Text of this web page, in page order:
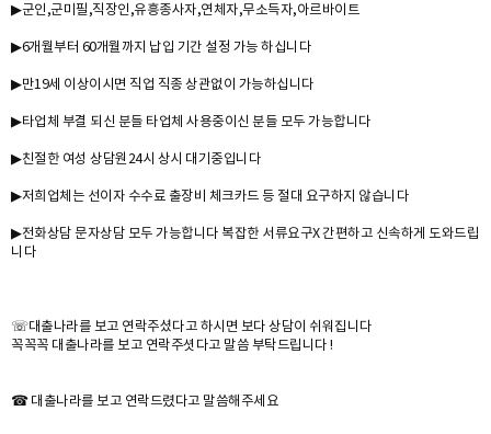
▶군인,군미필,직장인,유흥종사자,연체자,무소득자,아르바이트
▶6개월부터 60개월까지 납입 기간 설정 가능 하십니다
▶만19세 이상이시면 직업 직종 상관없이 가능하십니다
▶타업체 부결 되신 분들 타업체 사용중이신 분들 모두 가능합니다
▶친절한 여성 상담원24시 상시 대기중입니다
▶저희업체는 선이자 수수료 출장비 체크카드 등 절대 요구하지 않습니다
▶전화상담 문자상담 모두 가능합니다 복잡한 서류요구X 간편하고 신속하게 도와드립
니다
☏대출나라를 보고 연락주셨다고 하시면 보다 상담이 쉬워집니다
꼭꼭꼭 대출나라를 보고 연락주셧다고 말씀 부탁드립니다 !
☎ 대출나라를 보고 연락드렸다고 말씀해주세요